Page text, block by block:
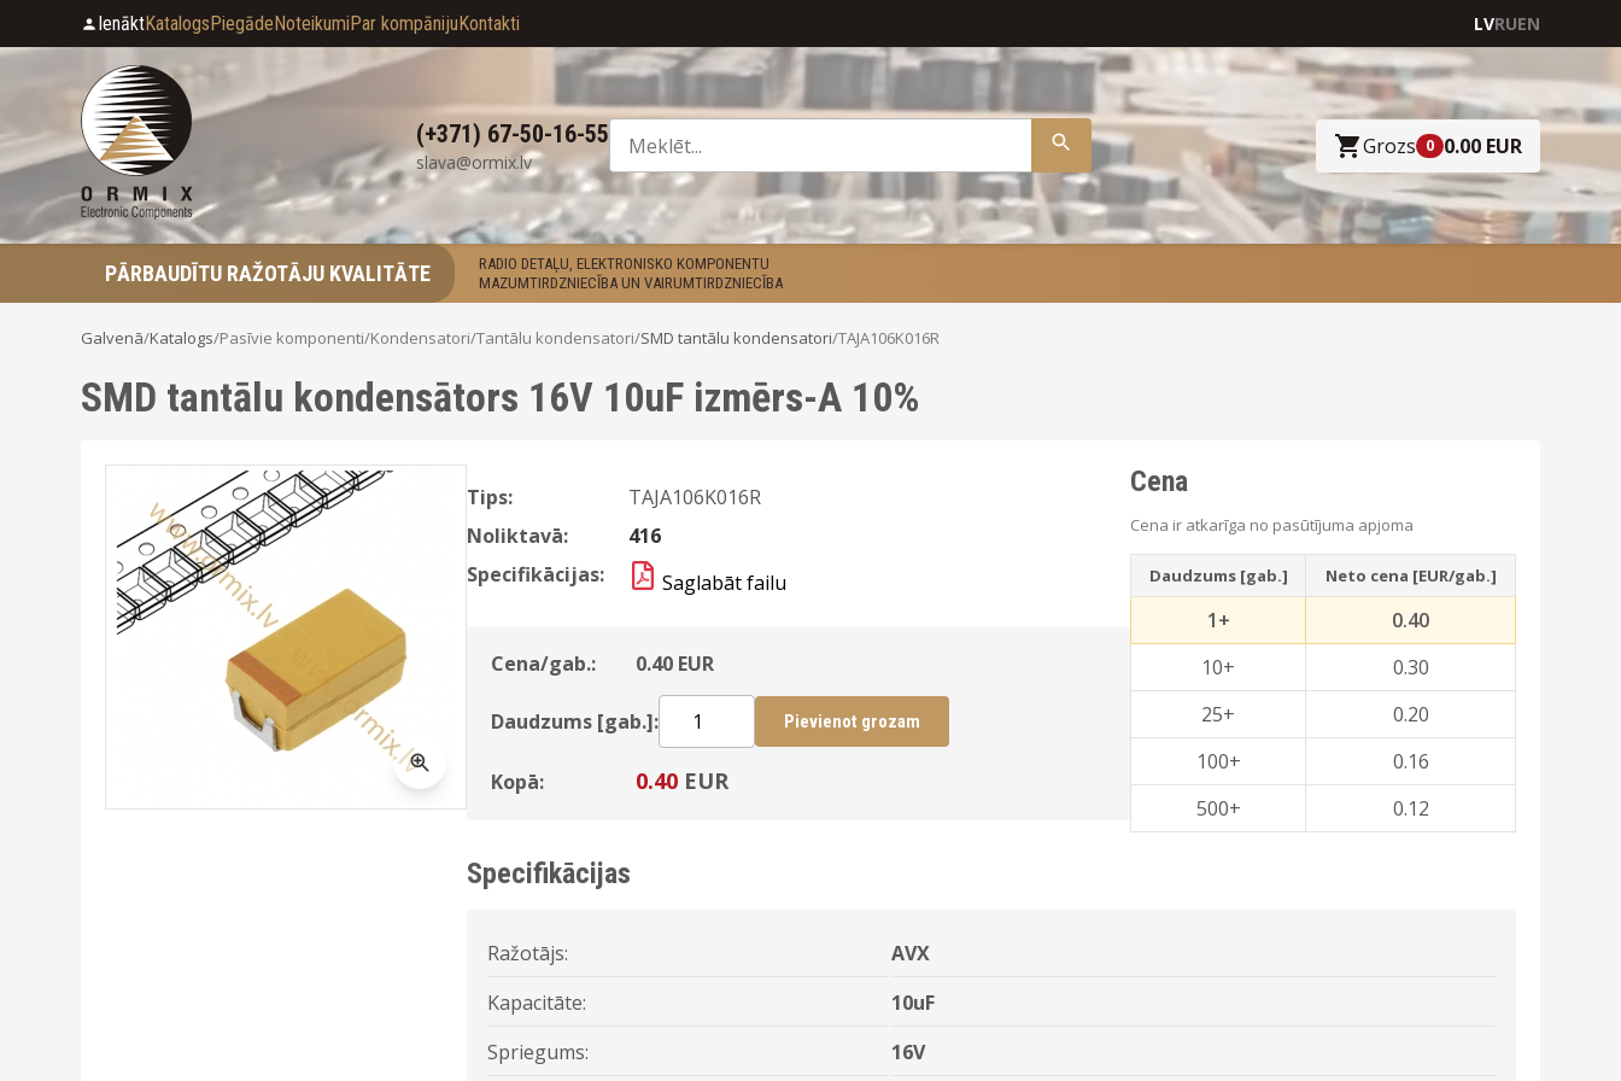
IenāktKatalogsPiegādeNoteikumiPar kompānijuKontakti LVRUEN
(+371) 67-50-16-55
slava@ormix.lv
Grozs 0 0.00 EUR
PĀRBAUDĪTU RAŽOTĀJU KVALITĀTE
RADIO DETAĻU, ELEKTRONISKO KOMPONENTU
MAZUMTIRDZNIECĪBA UN VAIRUMTIRDZNIECĪBA
Galvenā/Katalogs/Pasīvie komponenti/Kondensatori/Tantālu kondensatori/SMD tantālu kondensatori/TAJA106K016R
SMD tantālu kondensātors 16V 10uF izmērs-A 10%
Tips:
TAJA106K016R
Noliktavā:
416
Specifikācijas:
Saglabāt failu
Cena/gab.: 0.40 EUR
Daudzums [gab.]: Pievienot grozam
Kopā: 0.40 EUR
Cena
Cena ir atkarīga no pasūtījuma apjoma
Daudzums [gab.] Neto cena [EUR/gab.]
1+
0.40
10+
0.30
25+
0.20
100+
0.16
500+
0.12
Specifikācijas
Ražotājs:
AVX
Kapacitāte:
10uF
Spriegums:
16V